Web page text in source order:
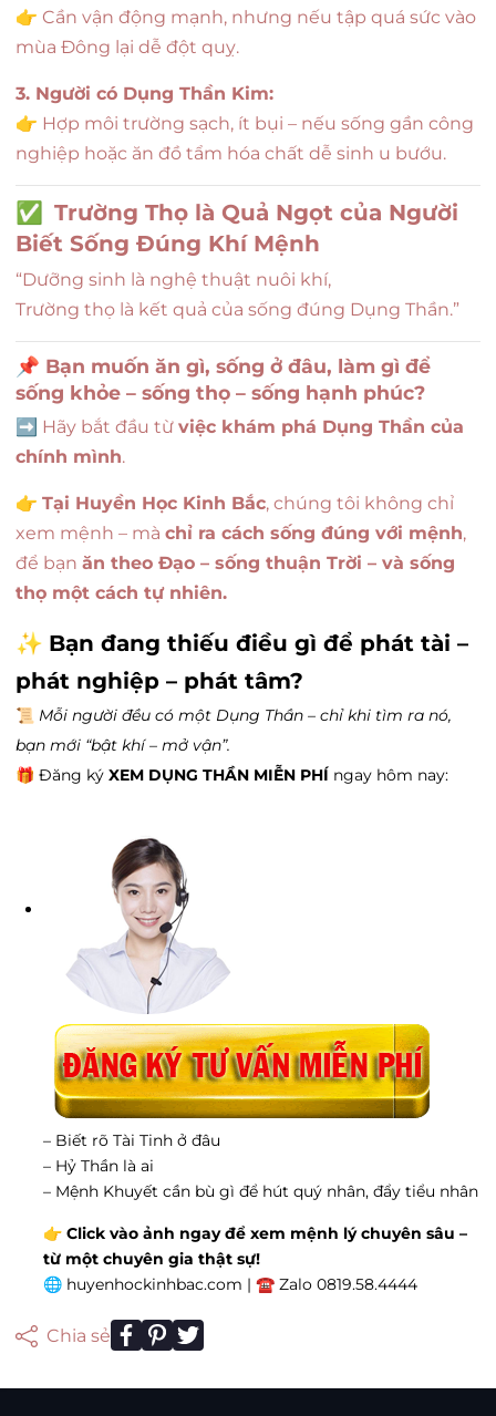
👉 Cần vận động mạnh, nhưng nếu tập quá sức vào
mùa Đông lại dễ đột quỵ.
3. Người có Dụng Thần Kim:
👉 Hợp môi trường sạch, ít bụi – nếu sống gần công
nghiệp hoặc ăn đồ tẩm hóa chất dễ sinh u bướu.
✅ Trường Thọ là Quả Ngọt của Người
Biết Sống Đúng Khí Mệnh
“Dưỡng sinh là nghệ thuật nuôi khí,
Trường thọ là kết quả của sống đúng Dụng Thần.”
📌 Bạn muốn ăn gì, sống ở đâu, làm gì để
sống khỏe – sống thọ – sống hạnh phúc?
➡ Hãy bắt đầu từ việc khám phá Dụng Thần của
chính mình.
👉 Tại Huyền Học Kinh Bắc, chúng tôi không chỉ
xem mệnh – mà chỉ ra cách sống đúng với mệnh,
để bạn ăn theo Đạo – sống thuận Trời – và sống
thọ một cách tự nhiên.
✨ Bạn đang thiếu điều gì để phát tài –
phát nghiệp – phát tâm?
📜 Mỗi người đều có một Dụng Thần – chỉ khi tìm ra nó,
bạn mới “bật khí – mở vận”.
🎁 Đăng ký XEM DỤNG THẦN MIỄN PHÍ ngay hôm nay:
– Biết rõ Tài Tinh ở đâu
– Hỷ Thần là ai
– Mệnh Khuyết cần bù gì để hút quý nhân, đẩy tiểu nhân
👉 Click vào ảnh ngay để xem mệnh lý chuyên sâu –
từ một chuyên gia thật sự!
🌐 huyenhockinhbac.com | ☎ Zalo 0819.58.4444
Chia sẻ